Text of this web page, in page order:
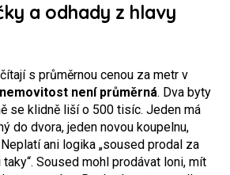
a odhady z hlavy
s průměrnou cenou za metr v
nemovitost není průměrná. Dva byty
se klidně liší o 500 tisíc. Jeden má
do dvora, jeden novou koupelnu,
ani logika „soused prodal za
Soused mohl prodávat loni, mít